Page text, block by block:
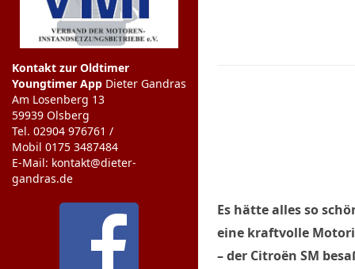
Kontakt zur Oldtimer
Youngtimer App Dieter Gandras
Am Losenberg 13
59939 Olsberg
Tel. 02904 976761 /
Mobil 0175 3487484
E-Mail: kontakt@dieter-
gandras.de
Es hätte alles so
eine kraftvolle
– der Citroën SM